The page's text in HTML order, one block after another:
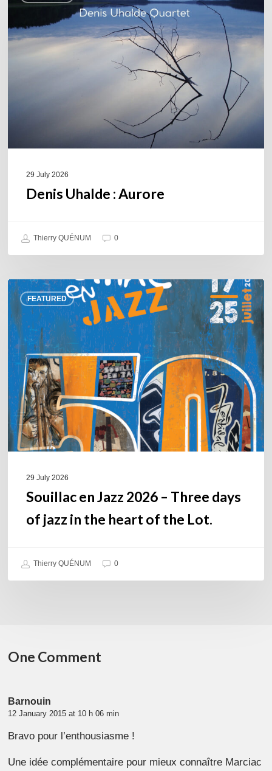
29 July 2026
Denis Uhalde : Aurore
Thierry QUÉNUM 0
FEATURED
Souillac
en
Jazz
2026
–
Three
days
of
jazz
in
the
29 July 2026
Souillac en Jazz 2026 – Three days
of jazz in the heart of the Lot.
Thierry QUÉNUM 0
One Comment
Barnouin
12 January 2015 at 10 h 06 min
Bravo pour l’enthousiasme !
Une idée complémentaire pour mieux connaître Marciac